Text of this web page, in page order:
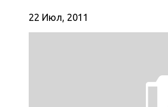
22 Июл, 2011